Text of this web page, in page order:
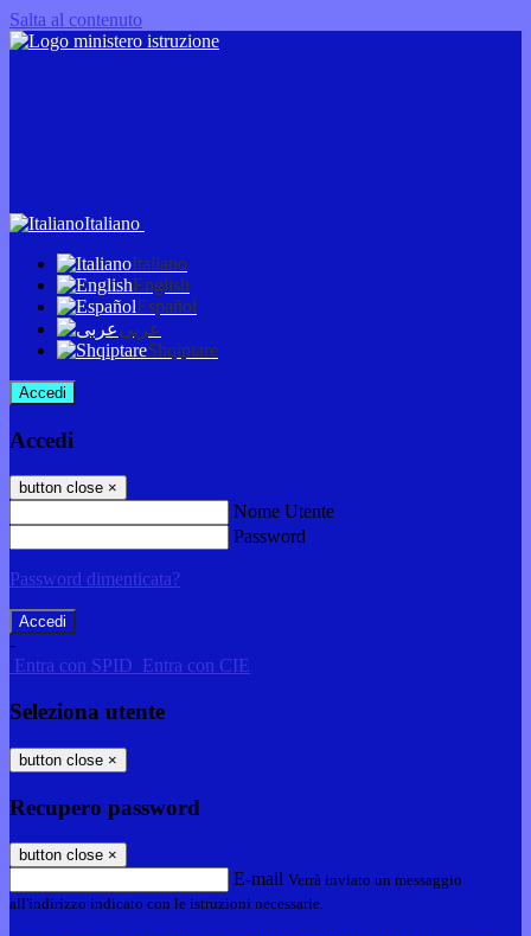
Salta al contenuto
Italiano
Italiano
English
Español
عربى
Shqiptare
Accedi
Accedi
button close ×
Nome Utente
Password
Password dimenticata?
-
Entra con SPID Entra con CIE
Seleziona utente
button close ×
Recupero password
button close ×
E-mail Verrà inviato un messaggio
all'indirizzo indicato con le istruzioni necessarie.